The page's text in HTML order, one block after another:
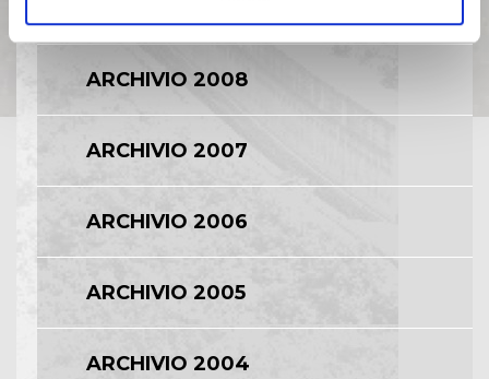
ARCHIVIO 2008
ARCHIVIO 2007
ARCHIVIO 2006
ARCHIVIO 2005
ARCHIVIO 2004